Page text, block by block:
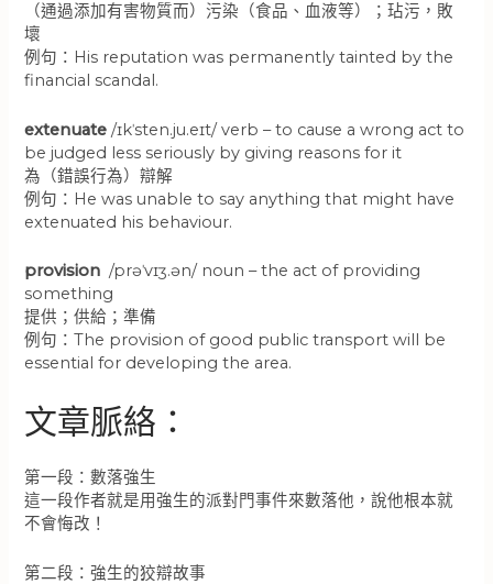
（通過添加有害物質而）污染（食品、血液等）；玷污，敗
壞
例句：His reputation was permanently tainted by the
financial scandal.
extenuate /ɪkˈsten.ju.eɪt/ verb – to cause a wrong act to
be judged less seriously by giving reasons for it
為（錯誤行為）辯解
例句：He was unable to say anything that might have
extenuated his behaviour.
provision /prəˈvɪʒ.ən/ noun – the act of providing
something
提供；供給；準備
例句：The provision of good public transport will be
essential for developing the area.
文章脈絡：
第一段：數落強生
這一段作者就是用強生的派對門事件來數落他，說他根本就
不會悔改！
第二段：強生的狡辯故事